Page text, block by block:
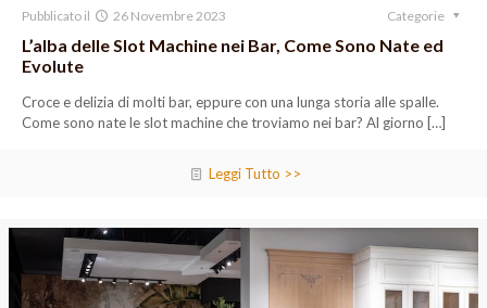
Pubblicato il 26 Novembre 2023 Categorie
L’alba delle Slot Machine nei Bar, Come Sono Nate ed
Evolute
Croce e delizia di molti bar, eppure con una lunga storia alle spalle.
Come sono nate le slot machine che troviamo nei bar? Al giorno […]
Leggi Tutto >>